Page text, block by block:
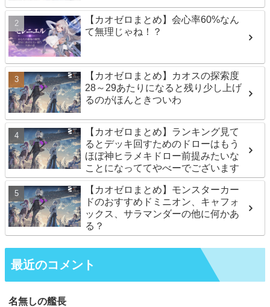
【カオゼロまとめ】会心率60%なん
て無理じゃね！？
【カオゼロまとめ】カオスの探索度
28～29あたりになると残り少し上げ
るのがほんときついわ
【カオゼロまとめ】ランキング見て
るとデッキ回すためのドローはもう
ほぼ神ヒラメキドロー前提みたいな
ことになっててやべーでございます
【カオゼロまとめ】モンスターカー
ドのおすすめドミニオン、キャフォ
ックス、サラマンダーの他に何かあ
る？
最近のコメント
名無しの艦長